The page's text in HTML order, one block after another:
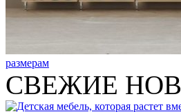
размерам
СВЕЖИЕ